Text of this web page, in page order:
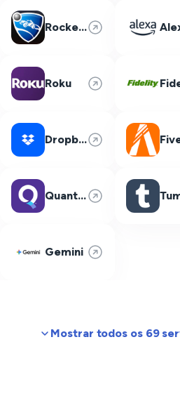
Rocket League
Roku
Dropbox
Quantum Fiber
Gemini
Mostrar todos os 69